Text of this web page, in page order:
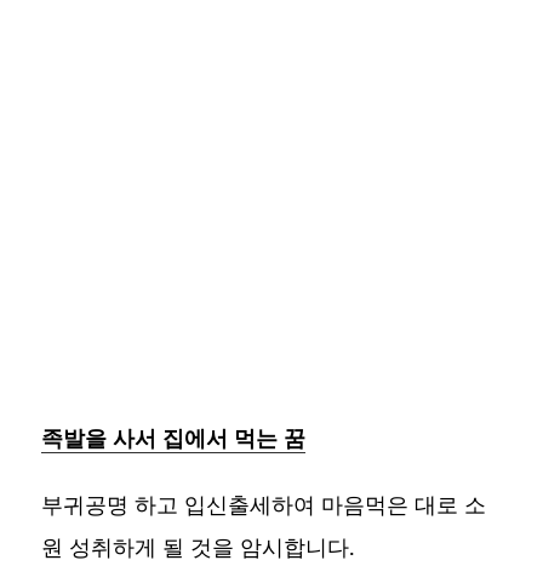
족발을 사서 집에서 먹는 꿈
부귀공명 하고 입신출세하여 마음먹은 대로 소
원 성취하게 될 것을 암시합니다.